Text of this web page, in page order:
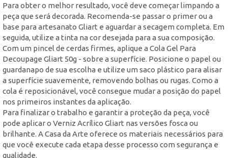
Para obter o melhor resultado, você deve começar limpando a
peça que será decorada. Recomenda-se passar o primer ou a
base para artesanato Gliart e aguardar a secagem completa. Em
seguida, utilize a tinta na cor desejada para a sua composição.
Com um pincel de cerdas firmes, aplique a Cola Gel Para
Decoupage Gliart 50g - sobre a superfície. Posicione o papel ou
guardanapo de sua escolha e utilize um saco plástico para alisar
a superfície suavemente, removendo bolhas ou rugas. Como a
cola é reposicionável, você consegue mudar a posição do papel
nos primeiros instantes da aplicação.
Para finalizar o trabalho e garantir a proteção da peça, você
pode aplicar o Verniz Acrílico Gliart nas versões fosca ou
brilhante. A Casa da Arte oferece os materiais necessários para
que você execute cada etapa desse processo com segurança e
qualidade.